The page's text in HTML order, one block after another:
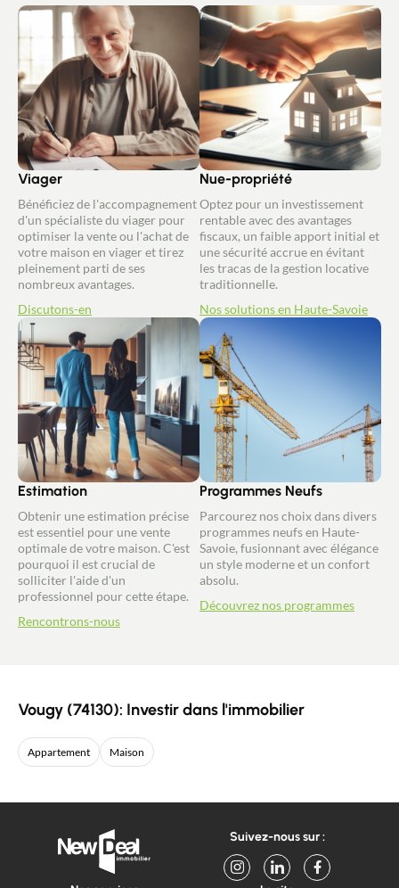
Viager
Bénéficiez de l'accompagnement
d'un spécialiste du viager pour
optimiser la vente ou l'achat de
votre maison en viager et tirez
pleinement parti de ses
nombreux avantages.
Discutons-en
Estimation
Obtenir une estimation précise
est essentiel pour une vente
optimale de votre maison. C'est
pourquoi il est crucial de
solliciter l'aide d'un
professionnel pour cette étape.
Rencontrons-nous
Nue-propriété
Optez pour un investissement
rentable avec des avantages
fiscaux, un faible apport initial et
une sécurité accrue en évitant
les tracas de la gestion locative
traditionnelle.
Nos solutions en Haute-Savoie
Programmes Neufs
Parcourez nos choix dans divers
programmes neufs en Haute-
Savoie, fusionnant avec élégance
un style moderne et un confort
absolu.
Découvrez nos programmes
Vougy (74130): Investir dans l'immobilier
Appartement Maison
Suivez-nous sur :